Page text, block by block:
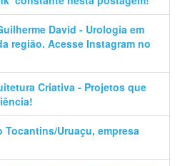
David - Urologia em
região. Acesse Instagram no
Criativa - Projetos que
Tocantins/Uruaçu, empresa